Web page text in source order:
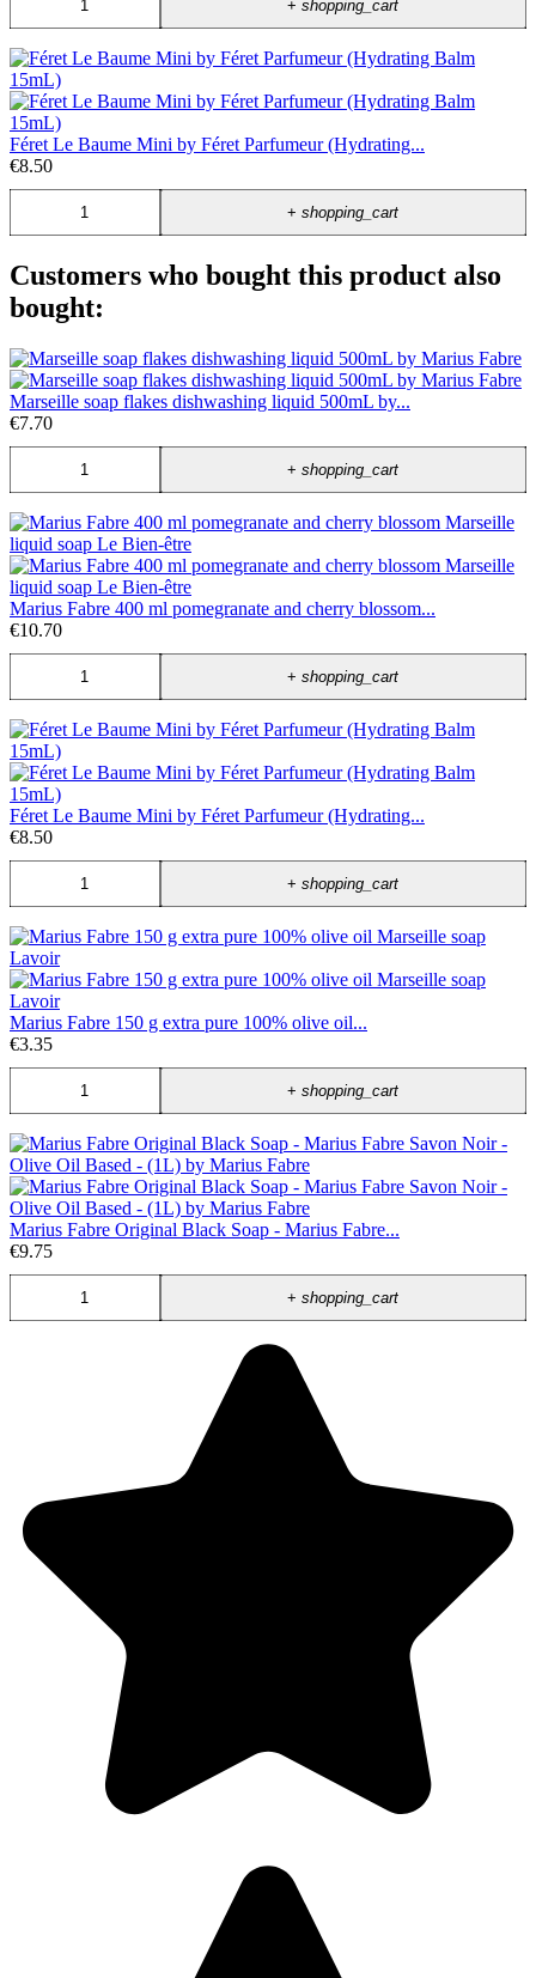
+shopping_cart
Féret Le Baume Mini by Féret Parfumeur (Hydrating...
€8.50
+shopping_cart
Customers who bought this product also
bought:
Marseille soap flakes dishwashing liquid 500mL by...
€7.70
+shopping_cart
Marius Fabre 400 ml pomegranate and cherry blossom...
€10.70
+shopping_cart
Féret Le Baume Mini by Féret Parfumeur (Hydrating...
€8.50
+shopping_cart
Marius Fabre 150 g extra pure 100% olive oil...
€3.35
+shopping_cart
Marius Fabre Original Black Soap - Marius Fabre...
€9.75
+shopping_cart